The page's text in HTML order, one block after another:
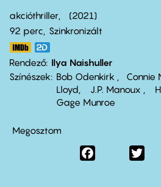
akcióthriller
2021
92 perc,
Szinkronizált
Rendező Ilya Naishuller
Színészek
Bob Odenkirk Connie
Lloyd
J.P. Manoux
Gage Munroe
Megosztom
Facebook